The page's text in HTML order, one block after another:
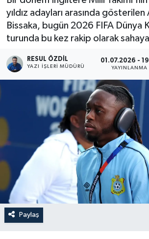
yıldız adayları arasında
Bissaka, bugün 2026 FIFA Dünya
turunda bu kez rakip olarak sahaya
RESUL ÖZDIL
YAZI İŞLERI MÜDÜRÜ
01.07.2026 -
YAYINLANMA
Paylaş